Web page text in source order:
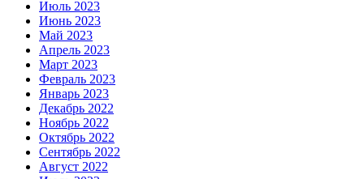
Июль 2023
Июнь 2023
Май 2023
Апрель 2023
Март 2023
Февраль 2023
Январь 2023
Декабрь 2022
Ноябрь 2022
Октябрь 2022
Сентябрь 2022
Август 2022